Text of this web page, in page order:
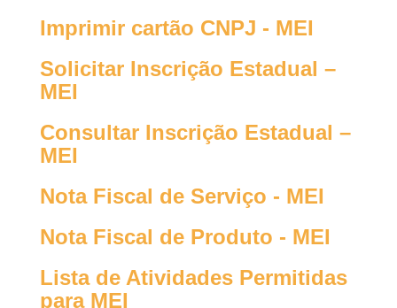
Imprimir cartão CNPJ - MEI
Solicitar Inscrição Estadual –
MEI
Consultar Inscrição Estadual –
MEI
Nota Fiscal de Serviço - MEI
Nota Fiscal de Produto - MEI
Lista de Atividades Permitidas
para MEI